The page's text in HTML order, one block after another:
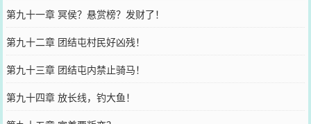
第九十一章 冥侯？悬赏榜？发财了！
第九十二章 团结屯村民好凶残！
第九十三章 团结屯内禁止骑马！
第九十四章 放长线，钓大鱼！